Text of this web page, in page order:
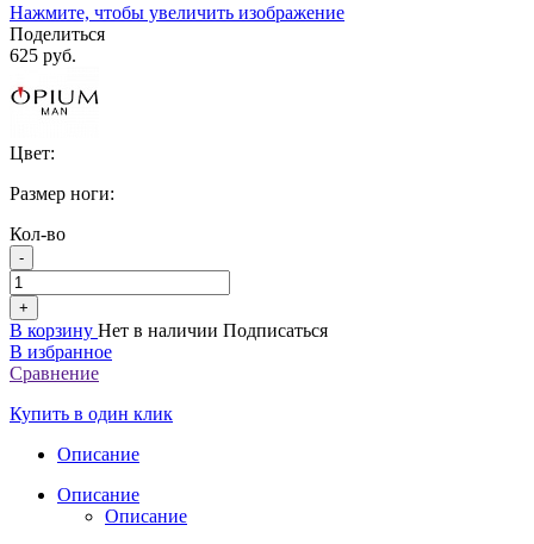
Нажмите, чтобы увеличить изображение
Поделиться
625 руб.
Цвет:
Размер ноги:
Кол-во
-
+
В корзину Нет в наличии Подписаться
В избранное
Сравнение
Купить в один клик
Описание
Описание
Описание